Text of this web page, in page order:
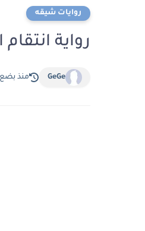
روايات شيقه
رواية انتقام
GeGe منذ